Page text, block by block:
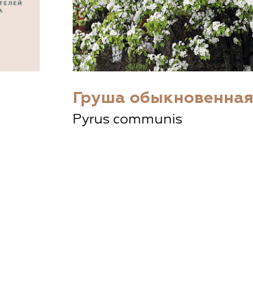
Груша обыкновенная
Pyrus communis